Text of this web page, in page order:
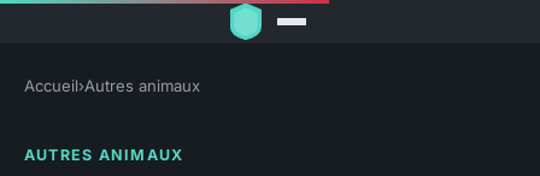
Accueil›Autres animaux
AUTRES ANIMAUX